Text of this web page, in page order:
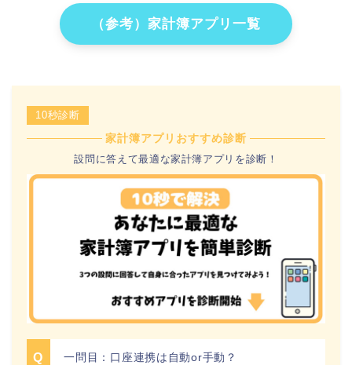
（参考）家計簿アプリ一覧
10秒診断
家計簿アプリおすすめ診断
設問に答えて最適な家計簿アプリを診断！
一問目：口座連携は自動or手動？